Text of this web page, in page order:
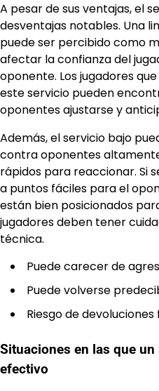
A pesar de sus ventajas, el
desventajas notables. Una
puede ser percibido como
afectar la confianza del
oponente. Los jugadores
este servicio pueden
oponentes ajustarse y
Además, el servicio bajo
contra oponentes
rápidos para reaccionar. Si
a puntos fáciles para el
están bien posicionados
jugadores deben tener
técnica.
Puede carecer de
Puede volverse
Riesgo de
Situaciones en las que
efectivo